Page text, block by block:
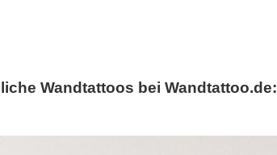
Wandtattoos bei Wandtattoo.de: